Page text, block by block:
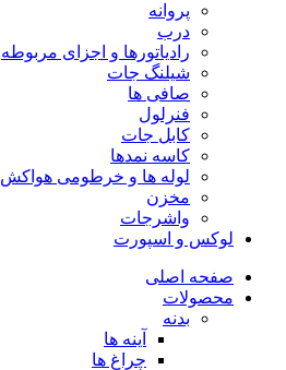
پروانه
درب
رادیاتورها و اجزای مربوطه
شیلنگ جات
صافی ها
فنرلول
کابل جات
کاسه نمدها
لوله ها و خرطومی هواکش
مخزن
واشرجات
لوکس و اسپورت
صفحه اصلی
محصولات
بدنه
آینه ها
چراغ ها